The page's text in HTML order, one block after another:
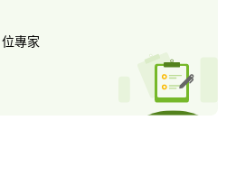
位專家